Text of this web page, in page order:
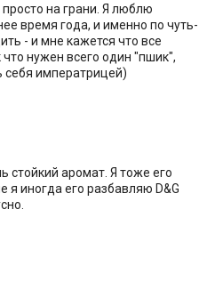
на грани. Я люблю
время года, и именно по чуть-
- и мне кажется что все
что нужен всего один "пшик",
себя императрицей)
стойкий аромат. Я тоже его
я иногда его разбавляю D&G